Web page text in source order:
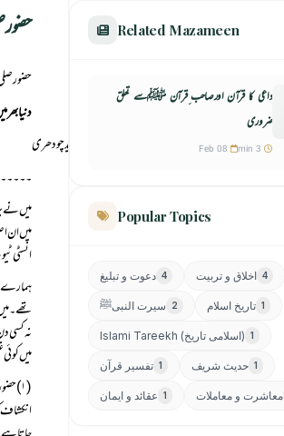
انسٹی
میں
Related Mazameen
داعی کا قرآن اورصاحب ِقرآن ﷺسے تعلق
ضروری
3 min
Feb 08
Popular Topics
دعوت و تبلیغ 4 اخلاق و تربیت 4
سیرت النبیﷺ 2 تاریخ اسلام 1
Islami Tareekh (اسلامی تاریخ) 1
تفسیر قرآن 1 حدیث شریف 1
عقائد و ایمان 1 معاشرت و معاملات